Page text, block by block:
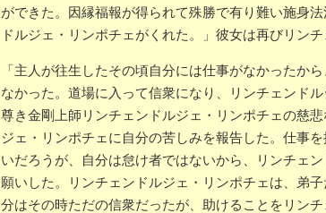
ができた。因縁福報が得られて殊勝で有り難い施身
ドルジェ・リンポチェがくれた。」彼女は再びリン
「主人が往生したその頃自分には仕事がなかったか
なかった。道場に入って信衆になり、リンチェンド
尊き金剛上師リンチェンドルジェ・リンポチェの慈
ジェ・リンポチェに自分の苦しみを報告した。仕事
いだろうが、自分は怠け者ではないから、リンチェ
願いした。リンチェンドルジェ・リンポチェは、弟
分はその時ただの信衆だったが、助けることをリン